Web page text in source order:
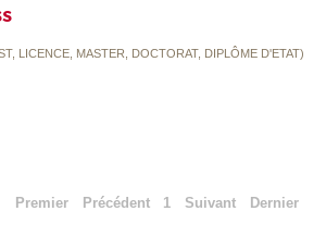
LICENCE, MASTER, DOCTORAT, DIPLÔME D'ETAT)
Premier Précédent 1 Suivant Dernier